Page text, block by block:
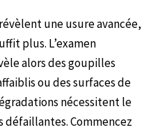
révèlent une usure avancée,
plus. L’examen
alors des goupilles
ou des surfaces de
nécessitent le
Commencez